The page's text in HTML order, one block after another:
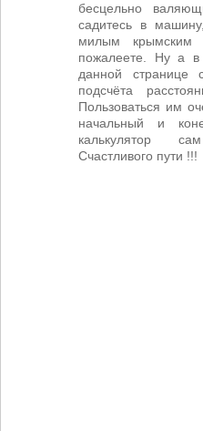
бесцельно
садитесь в
милым
пожалеете. Ну а в
данной странице
подсчёта
Пользоваться им
начальный и
калькулятор
Счастливого пути !!!